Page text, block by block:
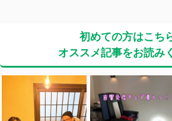
初めての方はこち
オススメ記事をお読み